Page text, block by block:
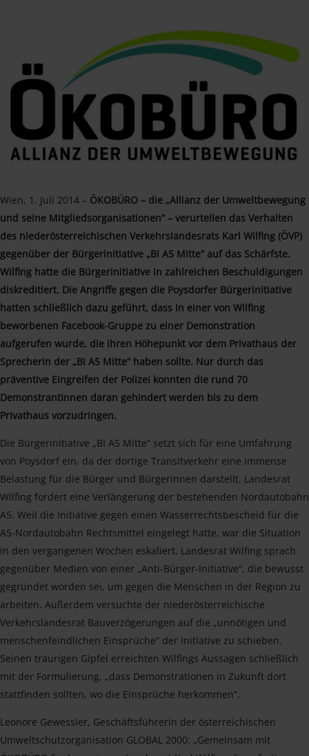
Wien, 1. Juli 2014 – ÖKOBÜRO – die „Allianz der Umweltbewegung
und seine Mitgliedsorganisationen“ – verurteilen das Verhalten
des niederösterreichischen Verkehrslandesrats Karl Wilfing (ÖVP)
gegenüber der Bürgerinitiative „BI A5 Mitte“ auf das Schärfste.
Wilfing hatte die Bürgerinitiative in zahlreichen Beschuldigungen
diskreditiert. Die Angriffe gegen die Poysdorfer Bürgerinitiative
hatten schließlich dazu geführt, dass in einer von Wilfing
beworbenen Facebook-Gruppe zu einer Demonstration
aufgerufen wurde, die ihren Höhepunkt vor dem Privathaus der
Sprecherin der „BI A5 Mitte“ haben sollte. Nur durch das
präventive Eingreifen der Polizei konnten die rund 70
DemonstrantInnen daran gehindert werden bis zu dem
Privathaus vorzudringen.
Die Bürgerinitiative „BI A5 Mitte“ setzt sich für eine Umfahrung
von Poysdorf ein, da der dortige Transitverkehr eine immense
Belastung für die Bürger und Bürgerinnen darstellt. Landesrat
Wilfing fordert eine Verlängerung der bestehenden Nordautobahn
A5. Weil die Initiative gegen einen Wasserrechtsbescheid für die
A5-Nordautobahn Rechtsmittel eingelegt hatte, war die Situation
in den vergangenen Wochen eskaliert. Landesrat Wilfing sprach
gegenüber Medien von einer „Anti-Bürger-Initiative“, die bewusst
gegründet worden sei, um gegen die Menschen in der Region zu
arbeiten. Außerdem versuchte der niederösterreichische
Verkehrslandesrat Bauverzögerungen auf die „unnötigen und
menschenfeindlichen Einsprüche“ der Initiative zu schieben.
Seinen traurigen Gipfel erreichten Wilfings Aussagen schließlich
mit der Formulierung, „dass Demonstrationen in Zukunft dort
stattfinden sollten, wo die Einsprüche herkommen“.
Leonore Gewessler, Geschäftsführerin der österreichischen
Umweltschutzorganisation GLOBAL 2000: „Gemeinsam mit